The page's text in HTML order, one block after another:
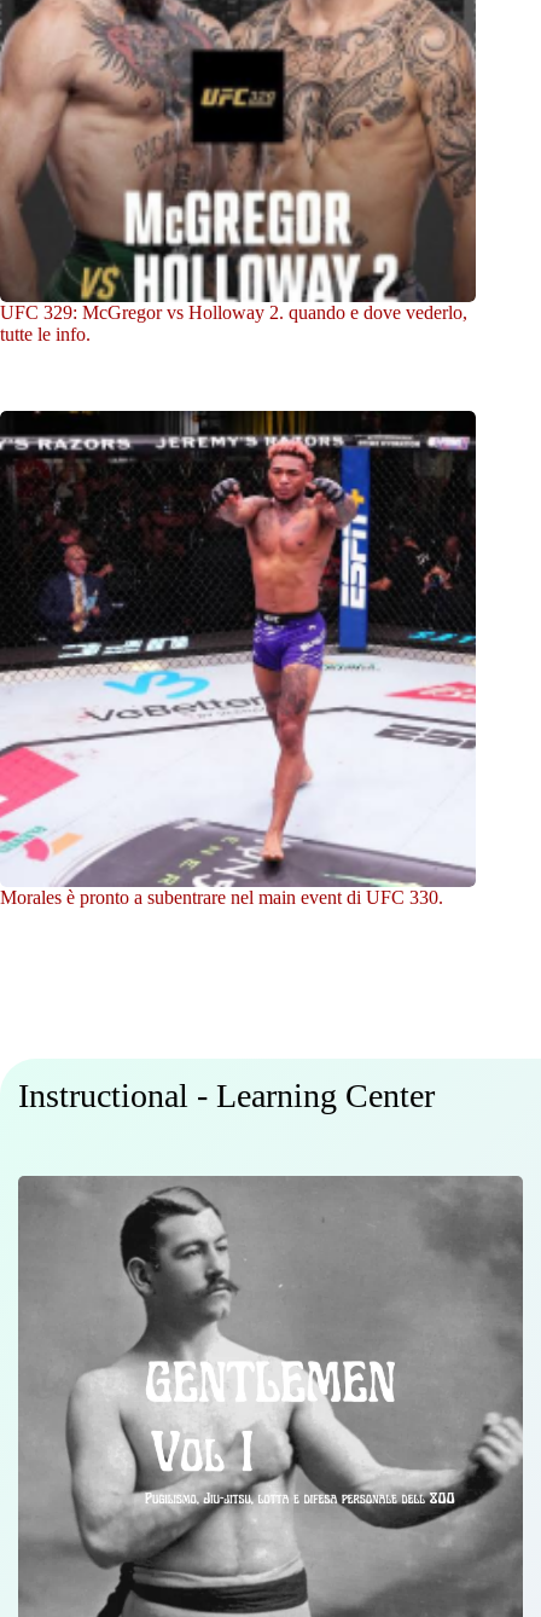
UFC 329: McGregor vs Holloway 2. quando e dove vederlo,
tutte le info.
Morales è pronto a subentrare nel main event di UFC 330.
Instructional - Learning Center